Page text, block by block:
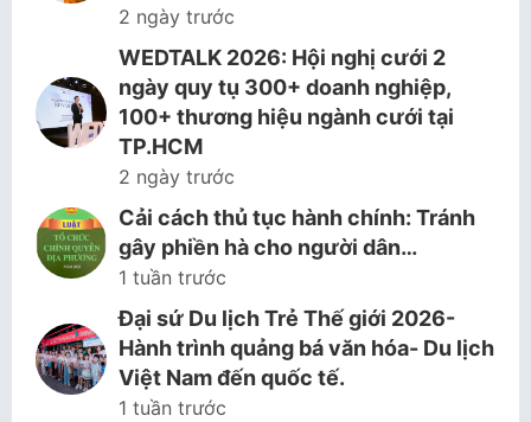
2 ngày trước
WEDTALK 2026: Hội nghị cưới 2
ngày quy tụ 300+ doanh nghiệp,
100+ thương hiệu ngành cưới tại
TP.HCM
2 ngày trước
Cải cách thủ tục hành chính: Tránh
gây phiền hà cho người dân…
1 tuần trước
Đại sứ Du lịch Trẻ Thế giới 2026-
Hành trình quảng bá văn hóa- Du lịch
Việt Nam đến quốc tế.
1 tuần trước